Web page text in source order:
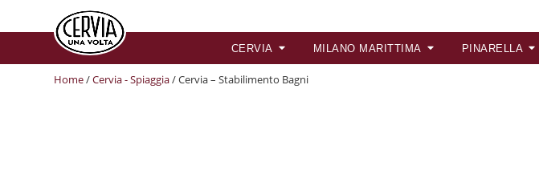
CERVIA MILANO MARITTIMA PINARELLA
Home/Cervia - Spiaggia/ Cervia – Stabilimento Bagni